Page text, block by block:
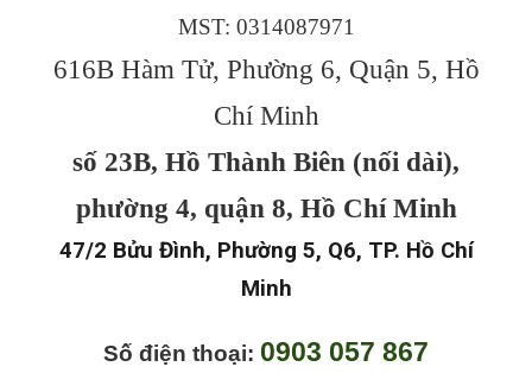
MST: 0314087971
616B Hàm Tử, Phường 6, Quận 5, Hồ
Chí Minh
số 23B, Hồ Thành Biên (nối dài),
phường 4, quận 8, Hồ Chí Minh
47/2 Bửu Đình, Phường 5, Q6, TP. Hồ Chí
Minh
Số điện thoại: 0903 057 867